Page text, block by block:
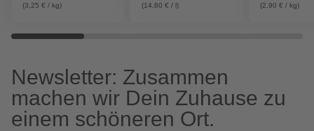
(3,25 € / kg) (14,80 € / l) (2,90 € / kg)
Newsletter: Zusammen
machen wir Dein Zuhause zu
einem schöneren Ort.